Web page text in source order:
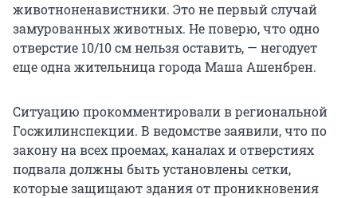
животноненавистники. Это не первый случай
замурованных животных. Не поверю, что одно
отверстие 10/10 см нельзя оставить, — негодует
еще одна жительница города Маша Ашенбрен.
Ситуацию прокомментировали в региональной
Госжилинспекции. В ведомстве заявили, что по
закону на всех проемах, каналах и отверстиях
подвала должны быть установлены сетки,
которые защищают здания от проникновения